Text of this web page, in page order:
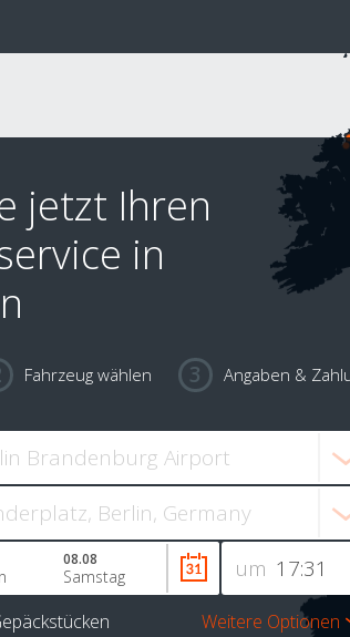
jetzt Ihren
in
Fahrzeug wählen Angaben &
um
08.08
Samstag
Weitere Optionen